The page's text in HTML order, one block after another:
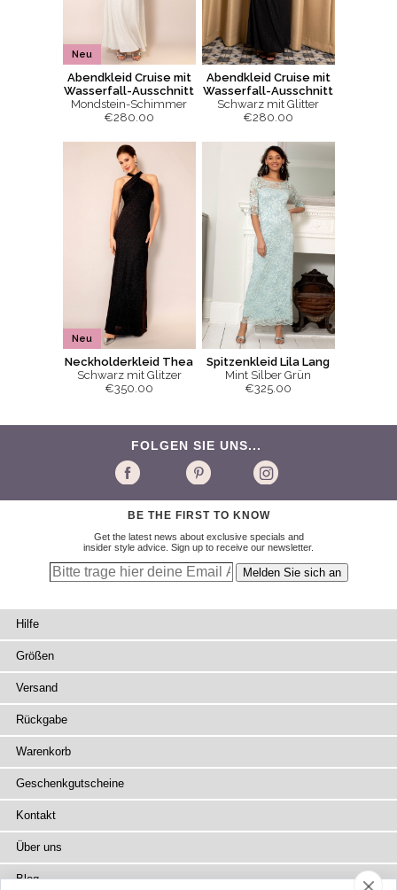
Neu
Abendkleid Cruise mit
Wasserfall-Ausschnitt
Mondstein-Schimmer
€280.00
Abendkleid Cruise mit
Wasserfall-Ausschnitt
Schwarz mit Glitter
€280.00
Neu
Neckholderkleid Thea
Schwarz mit Glitzer
€350.00
Spitzenkleid Lila Lang
Mint Silber Grün
€325.00
FOLGEN SIE UNS...
BE THE FIRST TO KNOW
Get the latest news about exclusive specials and
insider style advice. Sign up to receive our newsletter.
Hilfe
Größen
Versand
Rückgabe
Warenkorb
Geschenkgutscheine
Kontakt
Über uns
Blog